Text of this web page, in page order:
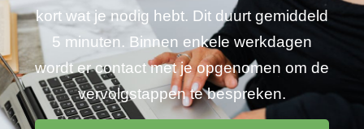
kort wat je nodig hebt. Dit duurt gemiddeld
5 minuten. Binnen enkele werkdagen
wordt er contact met je opgenomen om de
vervolgstappen te bespreken.